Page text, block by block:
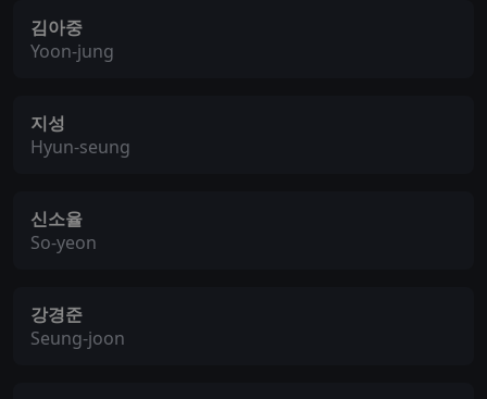
김아중
Yoon-jung
지성
Hyun-seung
신소율
So-yeon
강경준
Seung-joon